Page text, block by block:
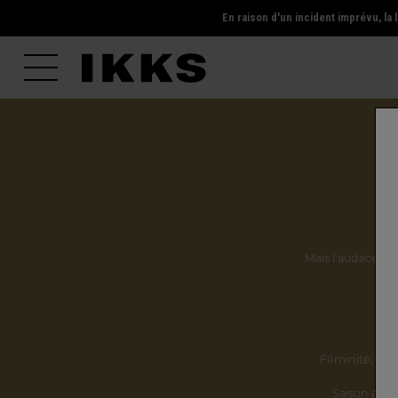
En raison d'un incident imprévu,
Mais l'audace, la
Féminité,
Saison